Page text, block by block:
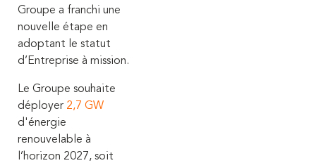
Groupe a franchi une
nouvelle étape en
adoptant le statut
d’Entreprise à mission.
Le Groupe souhaite
déployer 2,7 GW
d'énergie
renouvelable à
l’horizon 2027, soit